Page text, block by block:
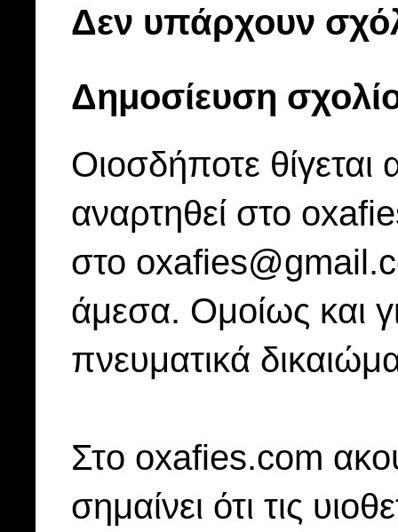
Δεν υπάρχουν
Δημοσίευση
Οιοσδήποτε
αναρτηθεί στο
στο
άμεσα. Ομοίως και
πνευματικά
Στo oxafies.com
σημαίνει ότι τις